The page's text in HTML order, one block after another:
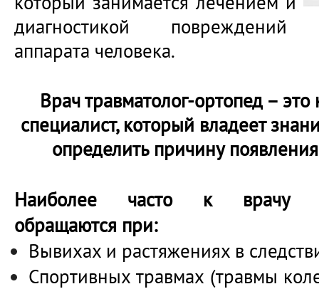
диагностикой повреждений
аппарата человека.
Врач травматолог-ортопед –
специалист, который владеет
определить причину
Наиболее часто к врачу
обращаются при:
Вывихах и растяжениях в
Спортивных травмах (травмы